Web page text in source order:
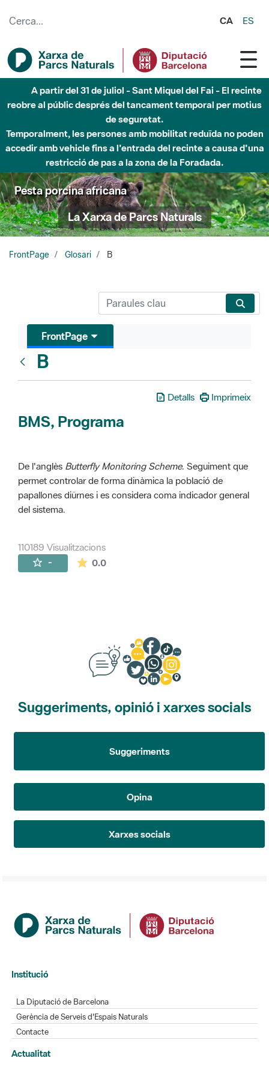
CA ES
A partir del 31 de juliol - Sant Miquel del Fai - El recinte
reobre al públic després del tancament temporal per motius
de seguretat.
Temporalment, les persones amb mobilitat reduïda no poden
accedir amb vehicle fins a l'entrada del recinte a causa d'una
restricció de pas a la zona de la Foradada.
Pesta porcina africana
La Xarxa de Parcs Naturals
FrontPage Glosari B
FrontPage
B
Detalls Imprimeix
BMS, Programa
De l'anglès Butterfly Monitoring Scheme. Seguiment que
permet controlar de forma dinàmica la població de
papallones diürnes i es considera coma indicador general
del sistema.
110189 Visualitzacions
- 0.0La mitjana de les valoracions és de 0
Suggeriments, opinió i xarxes socials
Suggeriments
Opina
Xarxes socials
Institució
La Diputació de Barcelona
Gerència de Serveis d'Espais Naturals
Contacte
Actualitat